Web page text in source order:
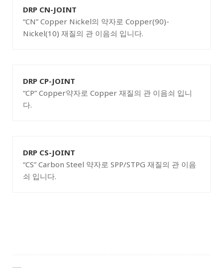
DRP CN-JOINT
“CN” Copper Nickel의 약자로 Copper(90)-
Nickel(10) 재질의 관 이음쇠 입니다.
DRP CP-JOINT
“CP” Copper약자로 Copper 재질의 관 이음쇠 입니
다.
DRP CS-JOINT
“CS” Carbon Steel 약자로 SPP/STPG 재질의 관 이음
쇠 입니다.